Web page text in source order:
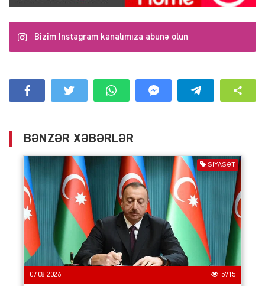
Bizim Instagram kanalımıza abunə olun
BƏNZƏR XƏBƏRLƏR
SIYASƏT
07.08.2026 5715